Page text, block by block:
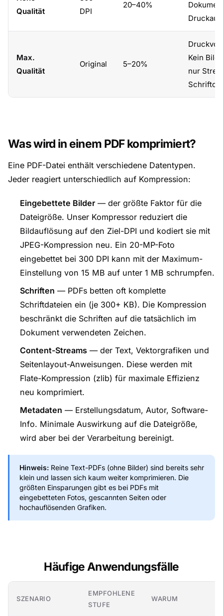
Qualität
DPI
20–40%
Max.
Qualität
Original 5–20%
Kein
nur
Was wird in einem PDF komprimiert?
Eine PDF-Datei enthält verschiedene Datentypen.
Jeder reagiert unterschiedlich auf Kompression:
Eingebettete Bilder — der größte Faktor für die
Dateigröße. Unser Kompressor reduziert die
Bildauflösung auf den Ziel-DPI und kodiert sie mit
JPEG-Kompression neu. Ein 20-MP-Foto
eingebettet bei 300 DPI kann mit der Maximum-
Einstellung von 15 MB auf unter 1 MB schrumpfen.
Schriften — PDFs betten oft komplette
Schriftdateien ein (je 300+ KB). Die Kompression
beschränkt die Schriften auf die tatsächlich im
Dokument verwendeten Zeichen.
Content-Streams — der Text, Vektorgrafiken und
Seitenlayout-Anweisungen. Diese werden mit
Flate-Kompression (zlib) für maximale Effizienz
neu komprimiert.
Metadaten — Erstellungsdatum, Autor, Software-
Info. Minimale Auswirkung auf die Dateigröße,
wird aber bei der Verarbeitung bereinigt.
Hinweis: Reine Text-PDFs (ohne Bilder) sind bereits sehr
klein und lassen sich kaum weiter komprimieren. Die
größten Einsparungen gibt es bei PDFs mit
eingebetteten Fotos, gescannten Seiten oder
hochauflösenden Grafiken.
Häufige Anwendungsfälle
SZENARIO
EMPFOHLENE
STUFE
WARUM